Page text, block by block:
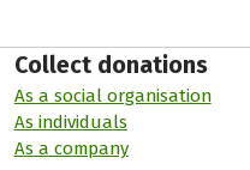
Collect donations
As a social organisation
As individuals
As a company